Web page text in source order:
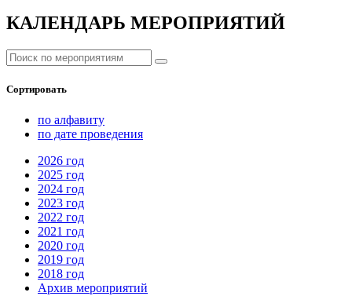
КАЛЕНДАРЬ МЕРОПРИЯТИЙ
Сортировать
по алфавиту
по дате проведения
2026 год
2025 год
2024 год
2023 год
2022 год
2021 год
2020 год
2019 год
2018 год
Архив мероприятий